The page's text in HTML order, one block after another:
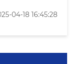
04-18 16:45:28